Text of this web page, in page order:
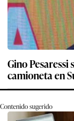
Gino
camioneta en
Contenido sugerido